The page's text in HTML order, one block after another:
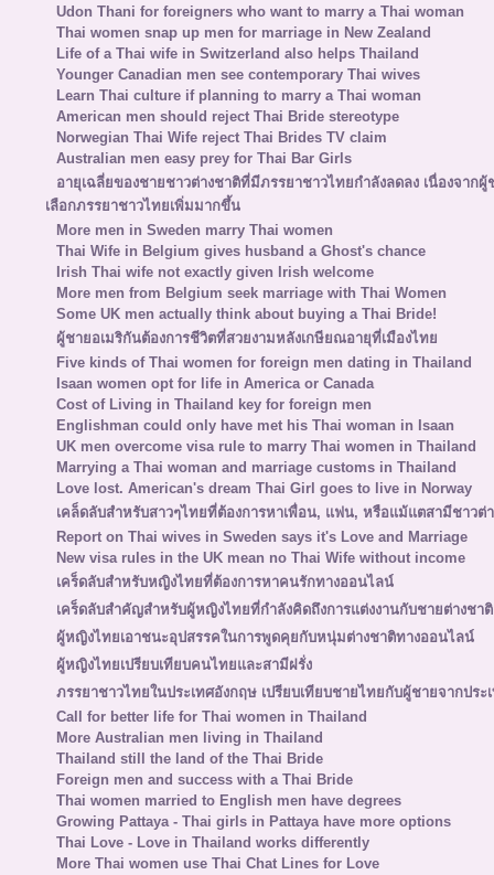
Udon Thani for foreigners who want to marry a Thai woman
Thai women snap up men for marriage in New Zealand
Life of a Thai wife in Switzerland also helps Thailand
Younger Canadian men see contemporary Thai wives
Learn Thai culture if planning to marry a Thai woman
American men should reject Thai Bride stereotype
Norwegian Thai Wife reject Thai Brides TV claim
Australian men easy prey for Thai Bar Girls
อายุเฉลี่ยของชายชาวต่างชาติที่มีภรรยาชาวไทยกำลังลดลง เนื่องจาก
เลือกภรรยาชาวไทยเพิ่มมากขึ้น
More men in Sweden marry Thai women
Thai Wife in Belgium gives husband a Ghost's chance
Irish Thai wife not exactly given Irish welcome
More men from Belgium seek marriage with Thai Women
Some UK men actually think about buying a Thai Bride!
ผู้ชายอเมริกันต้องการชีวิตที่สวยงามหลังเกษียณอายุที่เมืองไทย
Five kinds of Thai women for foreign men dating in Thailand
Isaan women opt for life in America or Canada
Cost of Living in Thailand key for foreign men
Englishman could only have met his Thai woman in Isaan
UK men overcome visa rule to marry Thai women in Thailand
Marrying a Thai woman and marriage customs in Thailand
Love lost. American's dream Thai Girl goes to live in Norway
เคล็ดลับสำหรับสาวๆไทยที่ต้องการหาเพื่อน, แฟน, หรือแม้แตสามีชาวต่
Report on Thai wives in Sweden says it's Love and Marriage
New visa rules in the UK mean no Thai Wife without income
เคร็ดลับสำหรับหญิงไทยที่ต้องการหาคนรักทางออนไลน์
เคร็ดลับสำคัญสำหรับผู้หญิงไทยที่กำลังคิดถึงการแต่งงานกับชายต่างชาติ
ผู้หญิงไทยเอาชนะอุปสรรคในการพูดคุยกับหนุ่มต่างชาติทางออนไลน์
ผู้หญิงไทยเปรียบเทียบคนไทยและสามีฝรั่ง
ภรรยาชาวไทยในประเทศอังกฤษ เปรียบเทียบชายไทยกับผู้ชายจากประ
Call for better life for Thai women in Thailand
More Australian men living in Thailand
Thailand still the land of the Thai Bride
Foreign men and success with a Thai Bride
Thai women married to English men have degrees
Growing Pattaya - Thai girls in Pattaya have more options
Thai Love - Love in Thailand works differently
More Thai women use Thai Chat Lines for Love